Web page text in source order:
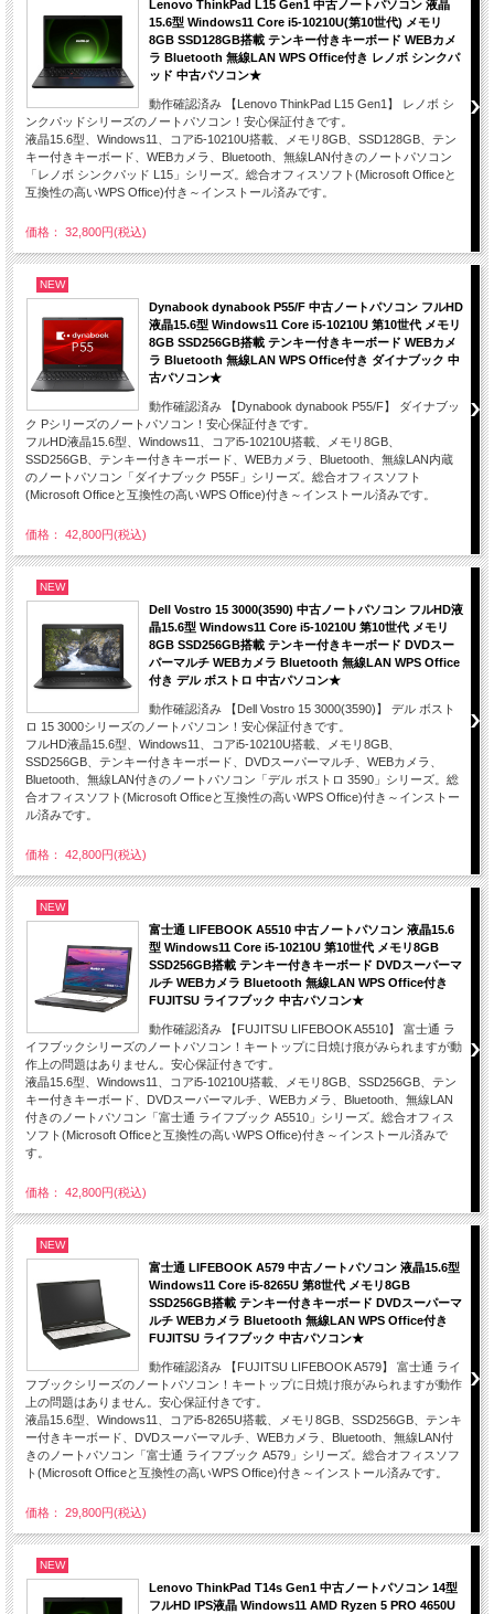
Lenovo ThinkPad L15 Gen1 中古ノートパソコン 液晶
15.6型 Windows11 Core i5-10210U(第10世代) メモリ
8GB SSD128GB搭載 テンキー付きキーボード WEBカメ
ラ Bluetooth 無線LAN WPS Office付き レノボ シンクパ
ッド 中古パソコン★
動作確認済み 【Lenovo ThinkPad L15 Gen1】 レノボ シ
ンクパッドシリーズのノートパソコン！安心保証付きです。
液晶15.6型、Windows11、コアi5-10210U搭載、メモリ8GB、SSD128GB、テン
キー付きキーボード、WEBカメラ、Bluetooth、無線LAN付きのノートパソコン
「レノボ シンクパッド L15」シリーズ。総合オフィスソフト(Microsoft Officeと
互換性の高いWPS Office)付き～インストール済みです。
価格： 32,800円(税込)
NEW
Dynabook dynabook P55/F 中古ノートパソコン フルHD
液晶15.6型 Windows11 Core i5-10210U 第10世代 メモリ
8GB SSD256GB搭載 テンキー付きキーボード WEBカメ
ラ Bluetooth 無線LAN WPS Office付き ダイナブック 中
古パソコン★
動作確認済み 【Dynabook dynabook P55/F】 ダイナブッ
ク Pシリーズのノートパソコン！安心保証付きです。
フルHD液晶15.6型、Windows11、コアi5-10210U搭載、メモリ8GB、
SSD256GB、テンキー付きキーボード、WEBカメラ、Bluetooth、無線LAN内蔵
のノートパソコン「ダイナブック P55F」シリーズ。総合オフィスソフト
(Microsoft Officeと互換性の高いWPS Office)付き～インストール済みです。
価格： 42,800円(税込)
NEW
Dell Vostro 15 3000(3590) 中古ノートパソコン フルHD液
晶15.6型 Windows11 Core i5-10210U 第10世代 メモリ
8GB SSD256GB搭載 テンキー付きキーボード DVDスー
パーマルチ WEBカメラ Bluetooth 無線LAN WPS Office
付き デル ボストロ 中古パソコン★
動作確認済み 【Dell Vostro 15 3000(3590)】 デル ボスト
ロ 15 3000シリーズのノートパソコン！安心保証付きです。
フルHD液晶15.6型、Windows11、コアi5-10210U搭載、メモリ8GB、
SSD256GB、テンキー付きキーボード、DVDスーパーマルチ、WEBカメラ、
Bluetooth、無線LAN付きのノートパソコン「デル ボストロ 3590」シリーズ。総
合オフィスソフト(Microsoft Officeと互換性の高いWPS Office)付き～インストー
ル済みです。
価格： 42,800円(税込)
NEW
富士通 LIFEBOOK A5510 中古ノートパソコン 液晶15.6
型 Windows11 Core i5-10210U 第10世代 メモリ8GB
SSD256GB搭載 テンキー付きキーボード DVDスーパーマ
ルチ WEBカメラ Bluetooth 無線LAN WPS Office付き
FUJITSU ライフブック 中古パソコン★
動作確認済み 【FUJITSU LIFEBOOK A5510】 富士通 ラ
イフブックシリーズのノートパソコン！キートップに日焼け痕がみられますが動
作上の問題はありません。安心保証付きです。
液晶15.6型、Windows11、コアi5-10210U搭載、メモリ8GB、SSD256GB、テン
キー付きキーボード、DVDスーパーマルチ、WEBカメラ、Bluetooth、無線LAN
付きのノートパソコン「富士通 ライフブック A5510」シリーズ。総合オフィス
ソフト(Microsoft Officeと互換性の高いWPS Office)付き～インストール済みで
す。
価格： 42,800円(税込)
NEW
富士通 LIFEBOOK A579 中古ノートパソコン 液晶15.6型
Windows11 Core i5-8265U 第8世代 メモリ8GB
SSD256GB搭載 テンキー付きキーボード DVDスーパーマ
ルチ WEBカメラ Bluetooth 無線LAN WPS Office付き
FUJITSU ライフブック 中古パソコン★
動作確認済み 【FUJITSU LIFEBOOK A579】 富士通 ライ
フブックシリーズのノートパソコン！キートップに日焼け痕がみられますが動作
上の問題はありません。安心保証付きです。
液晶15.6型、Windows11、コアi5-8265U搭載、メモリ8GB、SSD256GB、テンキ
ー付きキーボード、DVDスーパーマルチ、WEBカメラ、Bluetooth、無線LAN付
きのノートパソコン「富士通 ライフブック A579」シリーズ。総合オフィスソフ
ト(Microsoft Officeと互換性の高いWPS Office)付き～インストール済みです。
価格： 29,800円(税込)
NEW
Lenovo ThinkPad T14s Gen1 中古ノートパソコン 14型
フルHD IPS液晶 Windows11 AMD Ryzen 5 PRO 4650U